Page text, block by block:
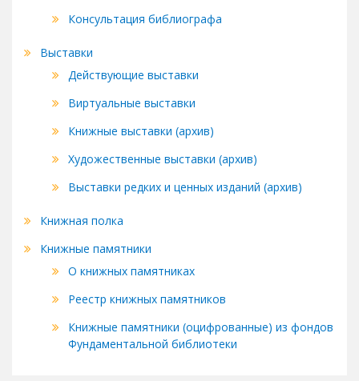
Консультация библиографа
Выставки
Действующие выставки
Виртуальные выставки
Книжные выставки (архив)
Художественные выставки (архив)
Выставки редких и ценных изданий (архив)
Книжная полка
Книжные памятники
О книжных памятниках
Реестр книжных памятников
Книжные памятники (оцифрованные) из фондов
Фундаментальной библиотеки